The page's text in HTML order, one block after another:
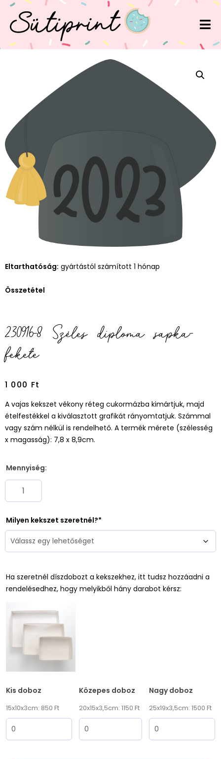
Eltarthatóság: gyártástól számított 1 hónap
Összetétel
230916-8 Széles diploma sapka-
fekete
1 000 Ft
A vajas kekszet vékony réteg cukormázba kimártjuk, majd
ételfestékkel a kiválasztott grafikát rányomtatjuk. Számmal
vagy szám nélkül is rendelhető. A termék mérete (szélesség
x magasság): 7,8 x 8,9cm.
Mennyiség:
Milyen kekszet szeretnél?
Ha szeretnél díszdobozt a kekszekhez, itt tudsz hozzáadni a
rendelésedhez, hogy melyikből hány darabot kérsz:
Kis doboz
15x10x3cm: 850 Ft
Közepes doboz
20x15x3,5cm: 1150 Ft
Nagy doboz
25x19x3,5cm: 1500 Ft